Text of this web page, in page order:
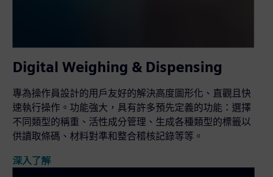
Digital Weighing & Dispensing
專為操作員設計的用戶友好的解決高度圖形化、直觀且快
速執行操作。功能強大，具有許多預先定義的功能：選擇
不同類型的稱重、活性成分管理、生成各種類型的標籤以
供讀取條碼、材料對準和整合稽核記錄等等。
深入了解